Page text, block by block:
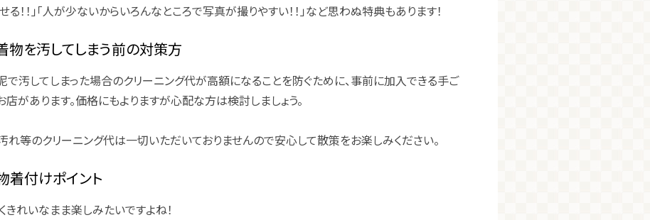
る！！」「人が少ないからいろんなところで写真が撮りやすい！！」など思わぬ特典もあります！
物を汚してしまう前の対策方
汚してしまった場合のクリーニング代が高額になることを防ぐために、事前に加入できる手ご
があります。価格にもよりますが心配な方は検討しましょう。
等のクリーニング代は一切いただいておりませんので安心して散策をお楽しみください。
着付けポイント
れいなまま楽しみたいですよね！